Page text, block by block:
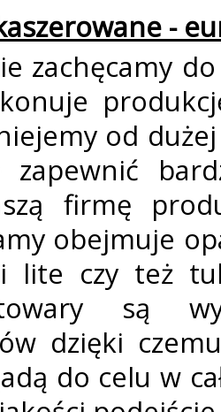
-
zachęcamy
od
firmę
obejmuje
lite czy też
są
dzięki
do celu w